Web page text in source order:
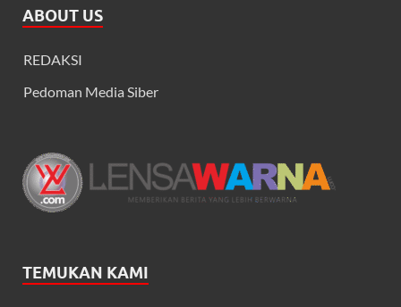
ABOUT US
REDAKSI
Pedoman Media Siber
TEMUKAN KAMI